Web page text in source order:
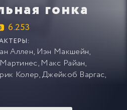
гонка
6.253
Аллен, Иэн Макшейн,
, Макс Райан,
Колер,Джейкоб Варгас,